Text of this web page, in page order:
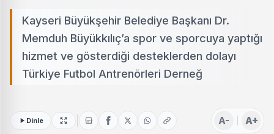
Kayseri Büyükşehir Belediye Başkanı Dr.
Memduh Büyükkılıç’a spor ve sporcuya yaptığı
hizmet ve gösterdiği desteklerden dolayı
Türkiye Futbol Antrenörleri Derneğ
Dinle A- A+